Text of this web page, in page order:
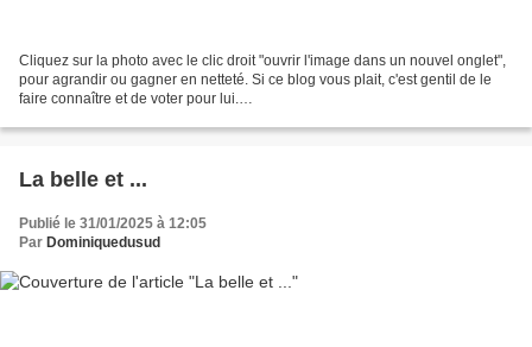
Cliquez sur la photo avec le clic droit "ouvrir l'image dans un nouvel onglet",
pour agrandir ou gagner en netteté. Si ce blog vous plait, c'est gentil de le
faire connaître et de voter pour lui.
La belle et ...
Publié le 31/01/2025 à 12:05
Par Dominiquedusud